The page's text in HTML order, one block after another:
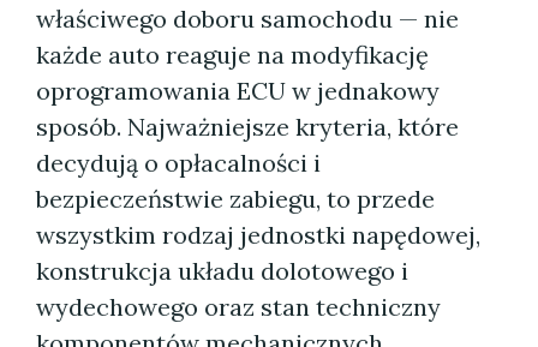
właściwego doboru samochodu — nie
każde auto reaguje na modyfikację
oprogramowania ECU w jednakowy
sposób. Najważniejsze kryteria, które
decydują o opłacalności i
bezpieczeństwie zabiegu, to przede
wszystkim rodzaj jednostki napędowej,
konstrukcja układu dolotowego i
wydechowego oraz stan techniczny